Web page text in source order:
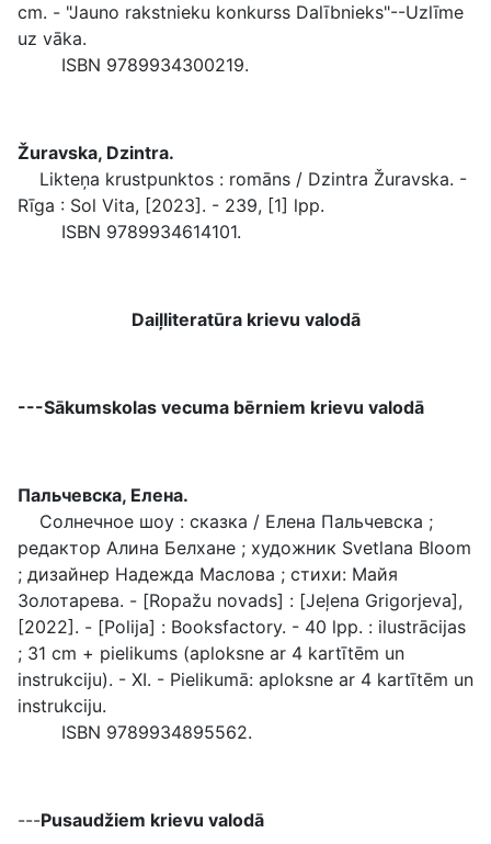
cm. - "Jauno rakstnieku konkurss Dalībnieks"--Uzlīme
uz vāka.
ISBN 9789934300219.
Žuravska, Dzintra.
Likteņa krustpunktos : romāns / Dzintra Žuravska. -
Rīga : Sol Vita, [2023]. - 239, [1] lpp.
ISBN 9789934614101.
Daiļliteratūra krievu valodā
---Sākumskolas vecuma bērniem krievu valodā
Пальчевска, Елена.
Солнечное шоу : сказка / Елена Пальчевска ;
редактор Алина Белхане ; художник Svetlana Bloom
; дизайнер Надежда Маслова ; стихи: Майя
Золотарева. - [Ropažu novads] : [Jeļena Grigorjeva],
[2022]. - [Polija] : Booksfactory. - 40 lpp. : ilustrācijas
; 31 cm + pielikums (aploksne ar 4 kartītēm un
instrukciju). - XI. - Pielikumā: aploksne ar 4 kartītēm un
instrukciju.
ISBN 9789934895562.
---Pusaudžiem krievu valodā